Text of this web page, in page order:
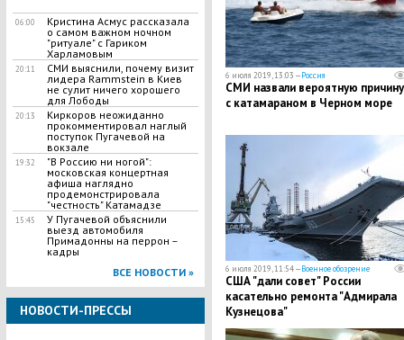
06:00
Кристина Асмус рассказала
о самом важном ночном
"ритуале" с Гариком
Харламовым
20:11
СМИ выяснили, почему визит
лидера Rammstein в Киев
не сулит ничего хорошего
для Лободы
20:13
Киркоров неожиданно
прокомментировал наглый
поступок Пугачевой на
вокзале
19:32
"В Россию ни ногой":
московская концертная
афиша наглядно
продемонстрировала
"честность" Катамадзе
15:45
​У Пугачевой объяснили
выезд автомобиля
Примадонны на перрон –
кадры
ВСЕ НОВОСТИ »
НОВОСТИ-ПРЕССЫ
6 июля 2019, 13:03 —Россия
СМИ назвали вероятную
с катамараном в Черном море
6 июля 2019, 11:54 —Военное обозрение
США "дали совет" России
касательно ремонта "Адмирала
Кузнецова"